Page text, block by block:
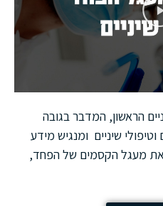
הראשון, המדבר בגובה
שיניים ומנגיש מידע
את מעגל הקסמים של הפחד,